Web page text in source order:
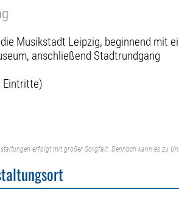
Musikstadt Leipzig, beginnend mit
anschließend Stadtrundgang
Eintritte)
erfolgt mit großer Sorgfalt. Dennoch kann es zu